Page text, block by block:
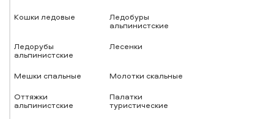
Кошки ледовые
Ледобуры
альпинистские
Ледорубы
альпинистские
Лесенки
Мешки спальные
Молотки скальные
Оттяжки
альпинистские
Палатки
туристические